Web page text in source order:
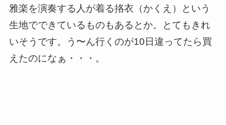
雅楽を演奏する人が着る挌衣（かくえ）という
生地でできているものもあるとか。とてもきれ
いそうです。う〜ん行くのが10日違ってたら買
えたのになぁ・・・。